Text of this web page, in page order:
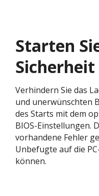
Starten
Sicherheit
Verhindern Sie das
und unerwünschten
des Starts mit dem
BIOS-Einstellungen.
vorhandene Fehler
Unbefugte auf die
können. ​